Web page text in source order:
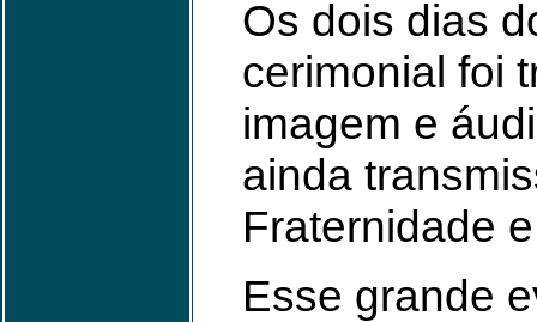
Os dois dias
cerimonial foi
imagem e
ainda
Fraternidade
Esse grande